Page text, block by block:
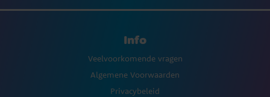
Info
Veelvoorkomende vragen
Algemene Voorwaarden
Privacybeleid